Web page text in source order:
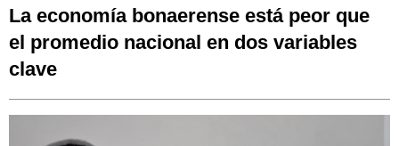
La economía bonaerense está peor que
el promedio nacional en dos variables
clave